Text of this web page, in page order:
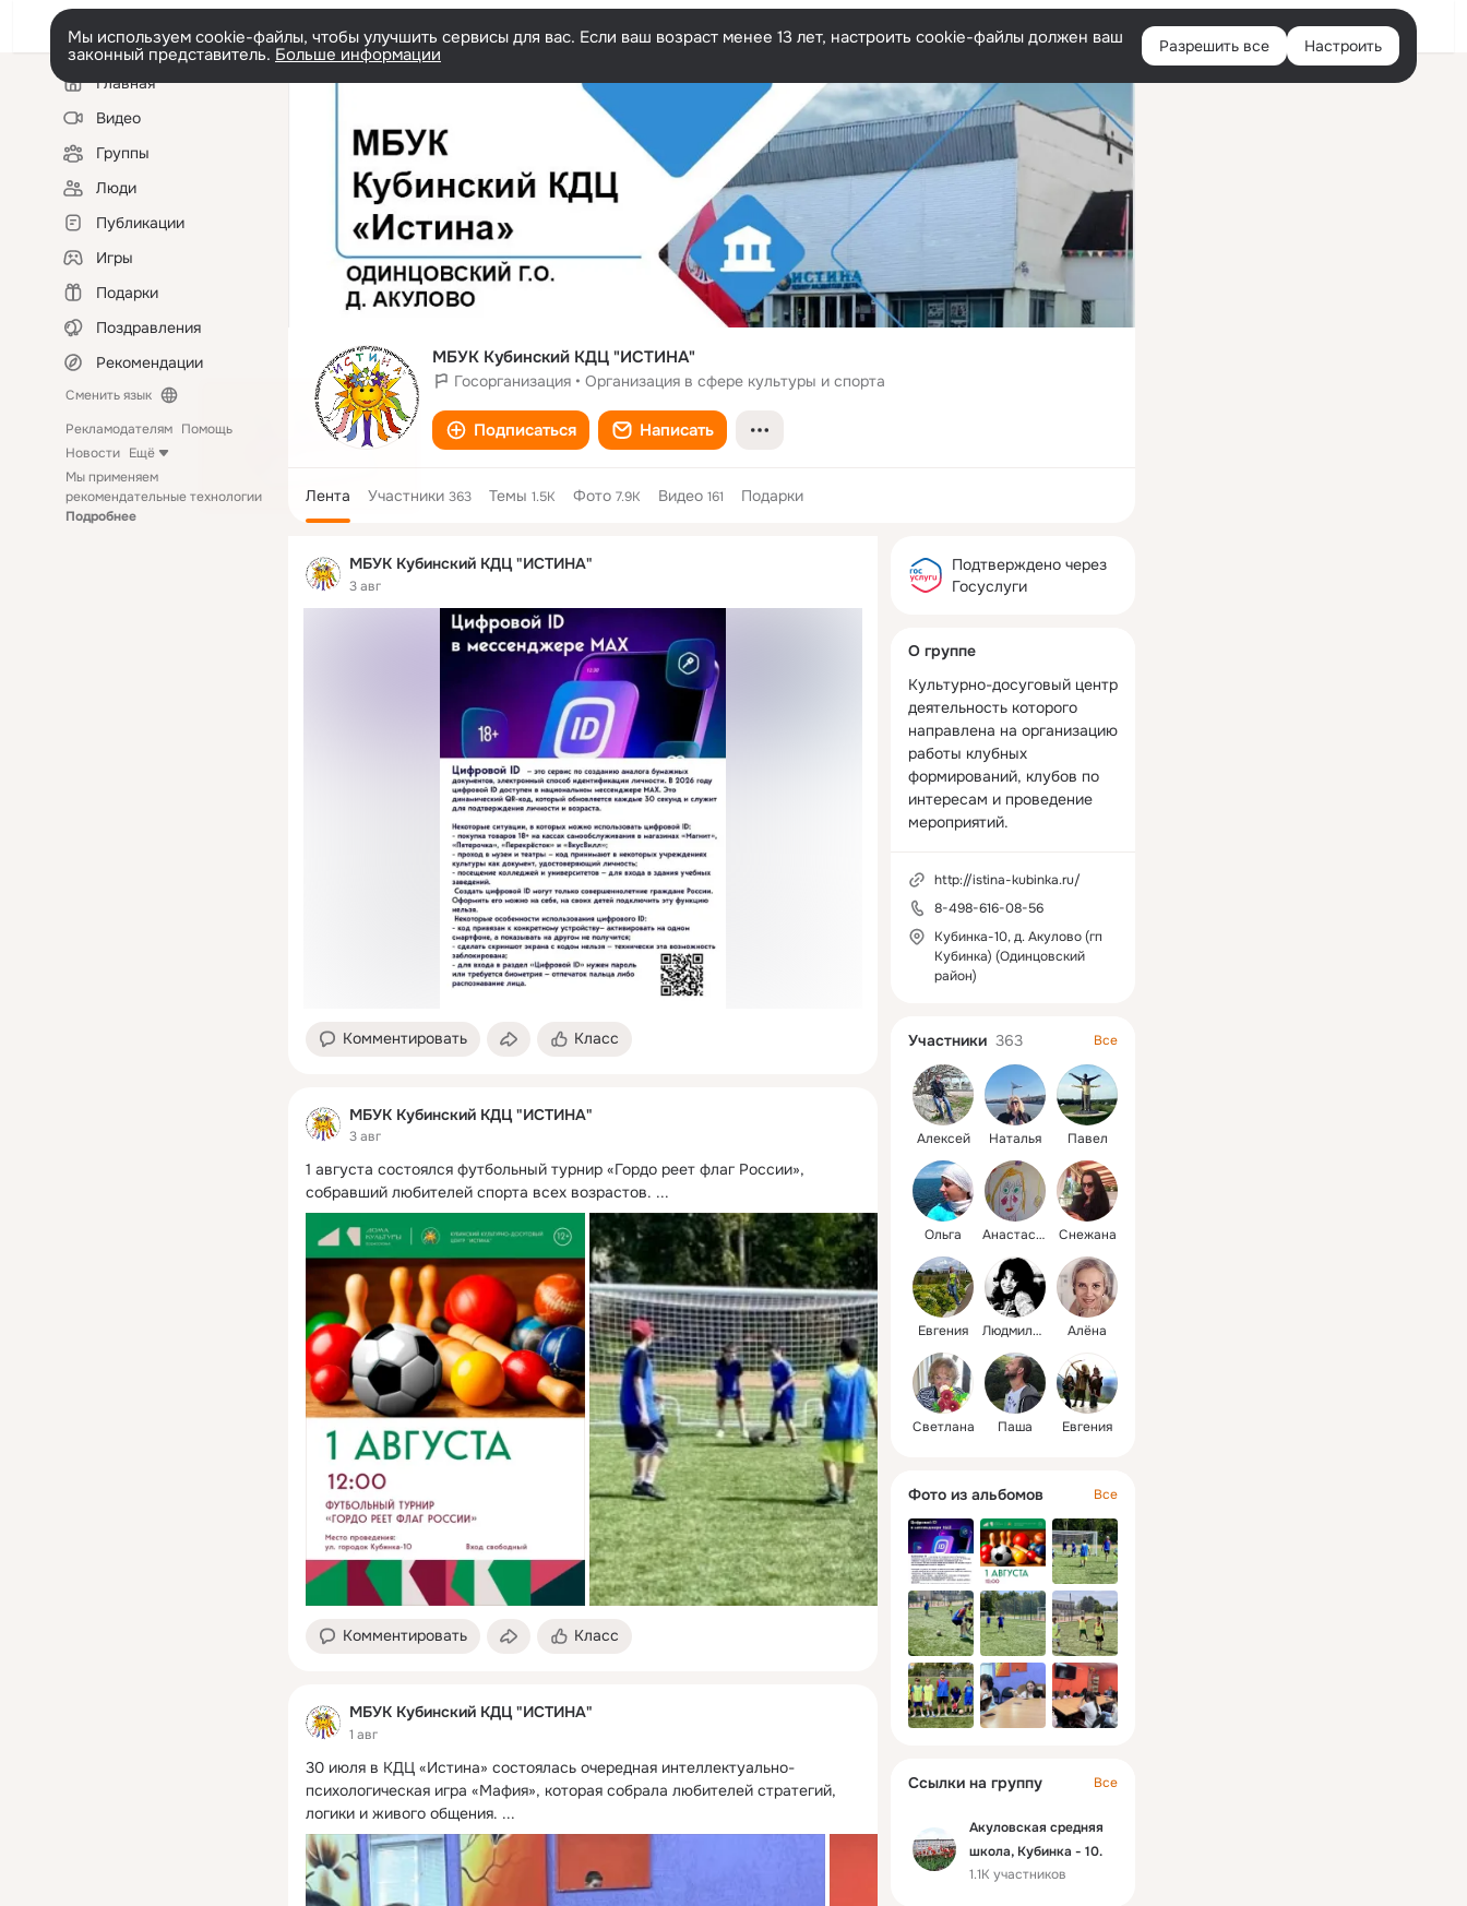
Войти
Мы используем cookie-файлы, чтобы улучшить сервисы для вас. Если ваш возраст менее 13 лет, настроить cookie-файлы должен ваш
законный представитель. Больше информации Разрешить все Настроить
Левая
колонкаГлавная
Видео
Группы
Люди
Публикации
Игры
Подарки
Поздравления
Рекомендации
Сменить язык
Рекламодателям Помощь
Новости Ещё
Мы применяем
рекомендательные технологии
Подробнее
МБУК Кубинский КДЦ "ИСТИНА"
Госорганизация • Организация в сфере культуры и спорта
Подписаться Написать
Лента Участники 363 Темы 1.5K Фото 7.9K Видео 161 Подарки
МБУК Кубинский КДЦ "ИСТИНА"
3 авг
Комментировать Класс
МБУК Кубинский КДЦ "ИСТИНА"
3 авг
1 августа состоялся футбольный турнир «Гордо реет флаг России»,
собравший любителей спорта всех возрастов. ...
Комментировать Класс
МБУК Кубинский КДЦ "ИСТИНА"
1 авг
30 июля в КДЦ «Истина» состоялась очередная интеллектуально-
психологическая игра «Мафия», которая собрала любителей стратегий,
логики и живого общения. ...
колонка
Подтверждено через
Госуслуги
О группе
Культурно-досуговый центр
деятельность которого
направлена на организацию
работы клубных
формирований, клубов по
интересам и проведение
мероприятий.
http://istina-kubinka.ru/
8-498-616-08-56
Кубинка-10, д. Акулово (гп
Кубинка) (Одинцовский
район)
Участники 363 Все
Алексей Наталья Павел
Ольга Анастасия Снежана
Евгения Людмила Борисовна Алёна
Светлана Паша Евгения
Фото из альбомов Все
Ссылки на группу Все
Акуловская средняя
школа, Кубинка - 10.
1.1K участников